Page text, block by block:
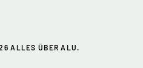
ALLES ÜBER ALU.